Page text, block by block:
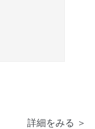
詳細をみる ＞